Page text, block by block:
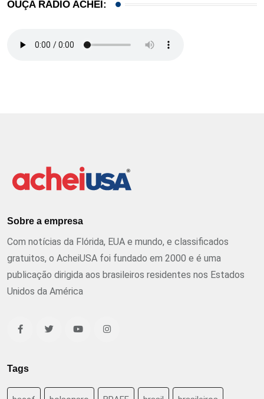
OUÇA RÁDIO ACHEI:
Sobre a empresa
Com notícias da Flórida, EUA e mundo, e classificados
gratuitos, o AcheiUSA foi fundado em 2000 e é uma
publicação dirigida aos brasileiros residentes nos Estados
Unidos da América
Tags